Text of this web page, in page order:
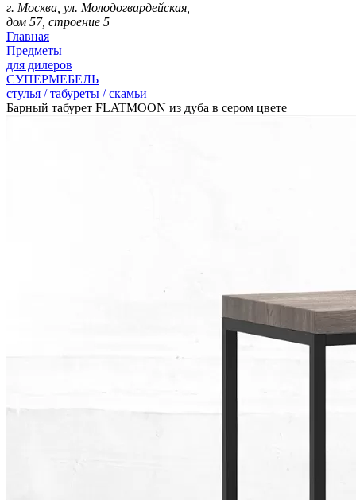
г. Москва, ул. Молодогвардейская,
дом 57, строение 5
Главная
Предметы
для дилеров
СУПЕРМЕБЕЛЬ
стулья / табуреты / скамьи
Барный табурет FLATMOON из дуба в сером цвете